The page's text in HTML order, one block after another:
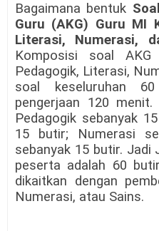
Bagaimana bentuk
Guru (AKG) Guru MI
Literasi, Numerasi,
Komposisi soal
Pedagogik, Literasi,
soal keseluruhan
pengerjaan 120
Pedagogik sebanyak
15 butir; Numerasi
sebanyak 15 butir. Jadi
peserta adalah 60
dikaitkan dengan
Numerasi, atau Sains.